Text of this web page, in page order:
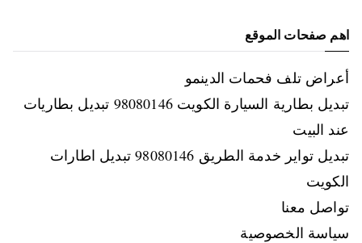
اهم صفحات الموقع
أعراض تلف فحمات الدينمو
تبديل بطارية السيارة الكويت 98080146‬ تبديل بطاريات
عند البيت
تبديل تواير خدمة الطريق 98080146‬ تبديل اطارات
الكويت
تواصل معنا
سياسة الخصوصية